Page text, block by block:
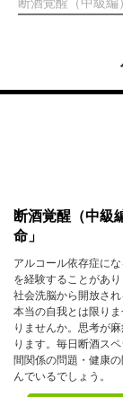
断酒覚醒（中級編
断酒覚醒（中級
命」
アルコール依存症に
を経験することがあ
社会洗脳から開放さ
本当の自我とは限り
りませんか。思考が
ります。毎日断酒ス
間関係の問題・健康
んでいるでしょう。